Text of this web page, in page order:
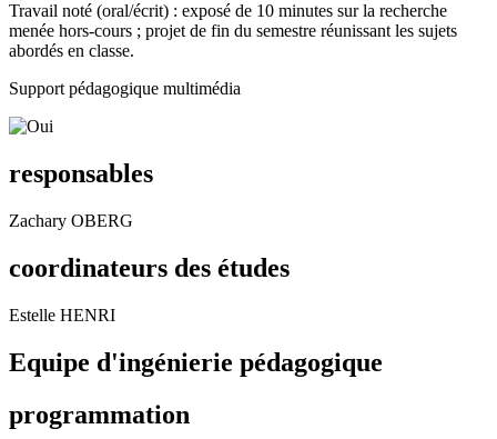
Travail noté (oral/écrit) : exposé de 10 minutes sur la recherche
menée hors-cours ; projet de fin du semestre réunissant les sujets
abordés en classe.
Support pédagogique multimédia
responsables
Zachary OBERG
coordinateurs des études
Estelle HENRI
Equipe d'ingénierie pédagogique
programmation